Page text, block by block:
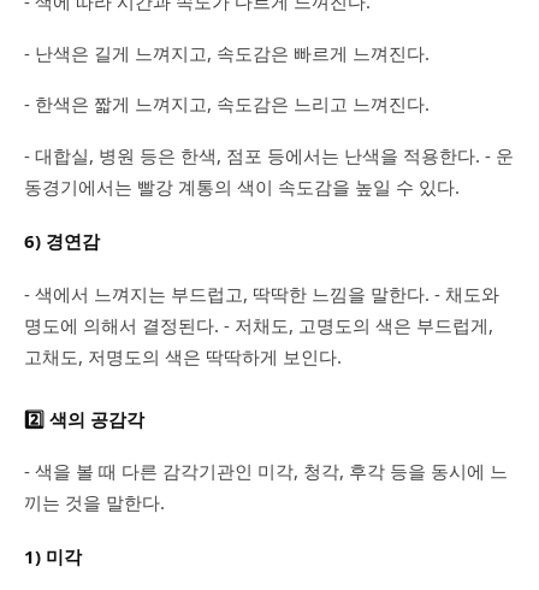
- 난색은 길게 느껴지고, 속도감은 빠르게 느껴진다.
- 한색은 짧게 느껴지고, 속도감은 느리고 느껴진다.
- 대합실, 병원 등은 한색, 점포 등에서는 난색을 적용한다. - 운
동경기에서는 빨강 계통의 색이 속도감을 높일 수 있다.
6) 경연감
- 색에서 느껴지는 부드럽고, 딱딱한 느낌을 말한다. - 채도와
명도에 의해서 결정된다. - 저채도, 고명도의 색은 부드럽게,
고채도, 저명도의 색은 딱딱하게 보인다.
2️⃣ 색의 공감각
- 색을 볼 때 다른 감각기관인 미각, 청각, 후각 등을 동시에 느
끼는 것을 말한다.
1) 미각